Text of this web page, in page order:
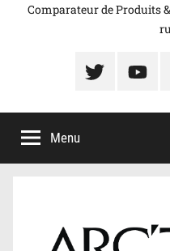
Comparateur de Produits
Élément
menu menu
Menu